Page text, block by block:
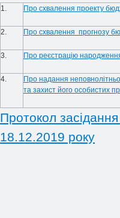
1. Про схвалення проекту
2. Про схвалення прогнозу
3. Про реєстрацію
4.
Про надання
та захист його особистих
Протокол
18.12.2019 року